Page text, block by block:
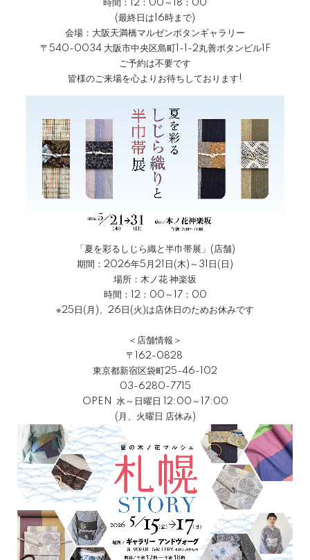
時間：12：00～18：00
(最終日は16時まで)
会場：大阪天満橋マルゼンボタンギャラリー
〒540-0034 大阪市中央区島町1-1-2丸善ボタンビル1F
ご予約は不要です
皆様のご来場を心よりお待ちしております!
「夏を彩るしじら織と半巾帯展」(店舗)
期間：2026年5月21日(木)～31日(日)
場所：木ノ花 神楽坂
時間：12：00～17：00
※25日(月)、26日(火)は店休日のためお休みです
＜店舗情報＞
〒162-0828
東京都新宿区袋町25-46-102
03-6280-7715
OPEN 水～日曜日 12:00～17:00
(月、火曜日 店休み)